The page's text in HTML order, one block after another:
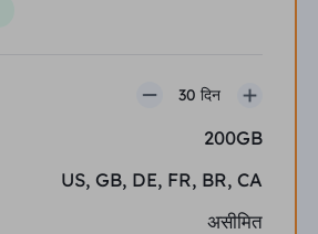
30 दिन
200GB
US, GB, DE, FR, BR, CA
असीमित